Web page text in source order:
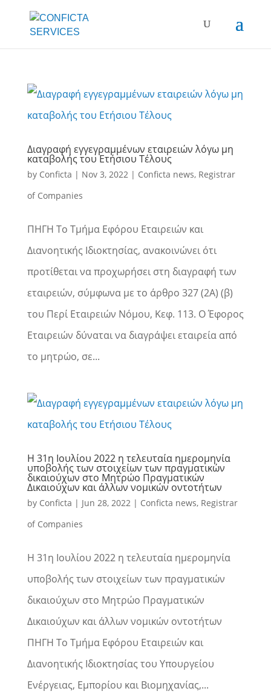
Διαγραφή εγγεγραμμένων εταιρειών λόγω μη
καταβολής του Ετήσιου Τέλους
by Conficta | Nov 3, 2022| Conficta news, Registrar
of Companies
ΠΗΓΗ Το Τμήμα Εφόρου Εταιρειών και
Διανοητικής Ιδιοκτησίας, ανακοινώνει ότι
προτίθεται να προχωρήσει στη διαγραφή των
εταιρειών, σύμφωνα με το άρθρο 327 (2Α) (β)
του Περί Εταιρειών Νόμου, Κεφ. 113. Ο Έφορος
Εταιρειών δύναται να διαγράψει εταιρεία από
το μητρώο, σε...
Η 31η Ιουλίου 2022 η τελευταία ημερομηνία
υποβολής των στοιχείων των πραγματικών
δικαιούχων στο Μητρώο Πραγματικών
Δικαιούχων και άλλων νομικών οντοτήτων
by Conficta | Jun 28, 2022| Conficta news, Registrar
of Companies
Η 31η Ιουλίου 2022 η τελευταία ημερομηνία
υποβολής των στοιχείων των πραγματικών
δικαιούχων στο Μητρώο Πραγματικών
Δικαιούχων και άλλων νομικών οντοτήτων
ΠΗΓΗ Το Τμήμα Εφόρου Εταιρειών και
Διανοητικής Ιδιοκτησίας του Υπουργείου
Ενέργειας, Εμπορίου και Βιομηχανίας,...